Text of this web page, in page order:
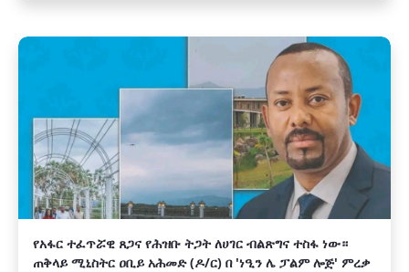
የአፋር ተፈጥሯዊ ጸጋና የሕዝቡ ትጋት ለሀገር ብልጽግና ተስፋ ነው።
ጠቅላይ ሚኒስትር ዐቢይ አሕመድ (ዶ/ር) በ 'ነዒን ሌ ፓልም ሎጅ' ምረቃ